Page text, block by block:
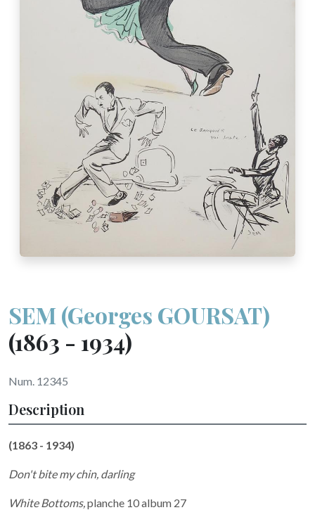
SEM (Georges GOURSAT)
(1863 - 1934)
Num. 12345
Description
(1863 - 1934)
Don't bite my chin, darling
White Bottoms,planche 10 album 27